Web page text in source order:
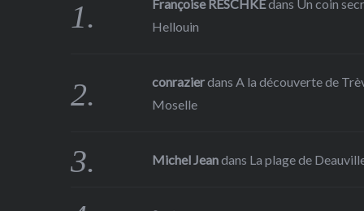
Françoise RESCHKEdans Un coin
Hellouin
conrazierdans A la découverte de
Moselle
Michel Jeandans La plage de